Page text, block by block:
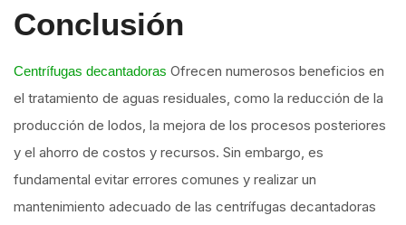
Conclusión
Centrífugas decantadoras Ofrecen numerosos beneficios en
el tratamiento de aguas residuales, como la reducción de la
producción de lodos, la mejora de los procesos posteriores
y el ahorro de costos y recursos. Sin embargo, es
fundamental evitar errores comunes y realizar un
mantenimiento adecuado de las centrífugas decantadoras